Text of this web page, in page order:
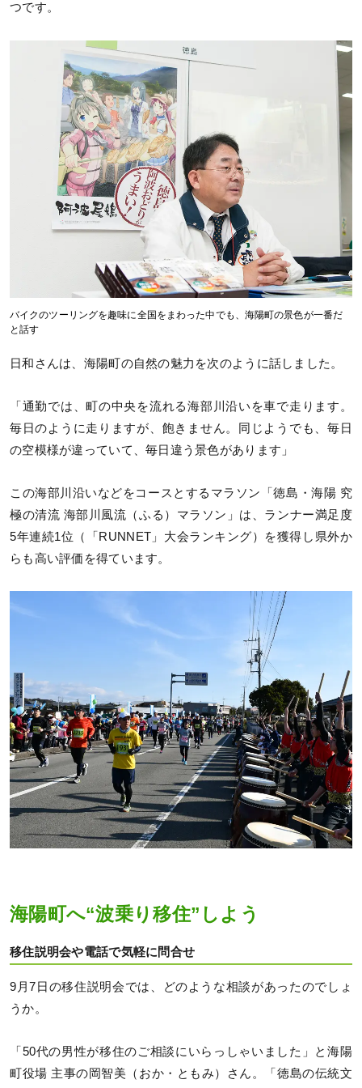
つです。
バイクのツーリングを趣味に全国をまわった中でも、海陽町の景色が一番だ
と話す
日和さんは、海陽町の自然の魅力を次のように話しました。
「通勤では、町の中央を流れる海部川沿いを車で走ります。
毎日のように走りますが、飽きません。同じようでも、毎日
の空模様が違っていて、毎日違う景色があります」
この海部川沿いなどをコースとするマラソン「徳島・海陽 究
極の清流 海部川風流（ふる）マラソン」は、ランナー満足度
5年連続1位（「RUNNET」大会ランキング）を獲得し県外か
らも高い評価を得ています。
海陽町へ“波乗り移住”しよう
移住説明会や電話で気軽に問合せ
9月7日の移住説明会では、どのような相談があったのでしょ
うか。
「50代の男性が移住のご相談にいらっしゃいました」と海陽
町役場 主事の岡智美（おか・ともみ）さん。「徳島の伝統文